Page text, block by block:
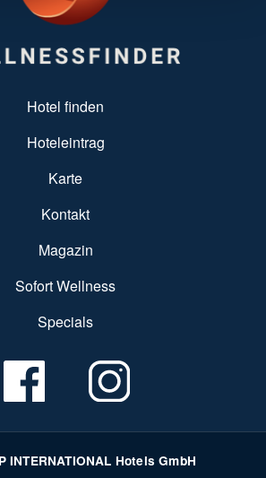
Hotel finden
Hoteleintrag
Karte
Kontakt
Magazin
Sofort Wellness
Specials
INTERNATIONAL Hotels GmbH